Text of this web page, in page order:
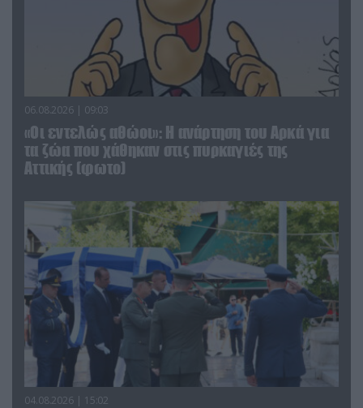
06.08.2026 | 09:03
«Οι εντελώς αθώοι»: Η ανάρτηση του Αρκά για
τα ζώα που χάθηκαν στις πυρκαγιές της
Αττικής (φωτο)
04.08.2026 | 15:02